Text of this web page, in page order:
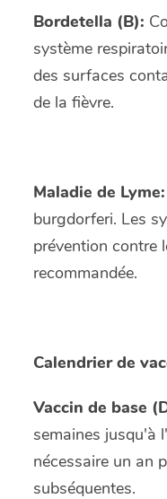
Bordetella (B):
système
des surfaces
de la fièvre.
Maladie de Lyme:
burgdorferi. Les
prévention contre
recommandée.
Calendrier de
Vaccin de base
semaines jusqu'à
nécessaire un an
subséquentes.